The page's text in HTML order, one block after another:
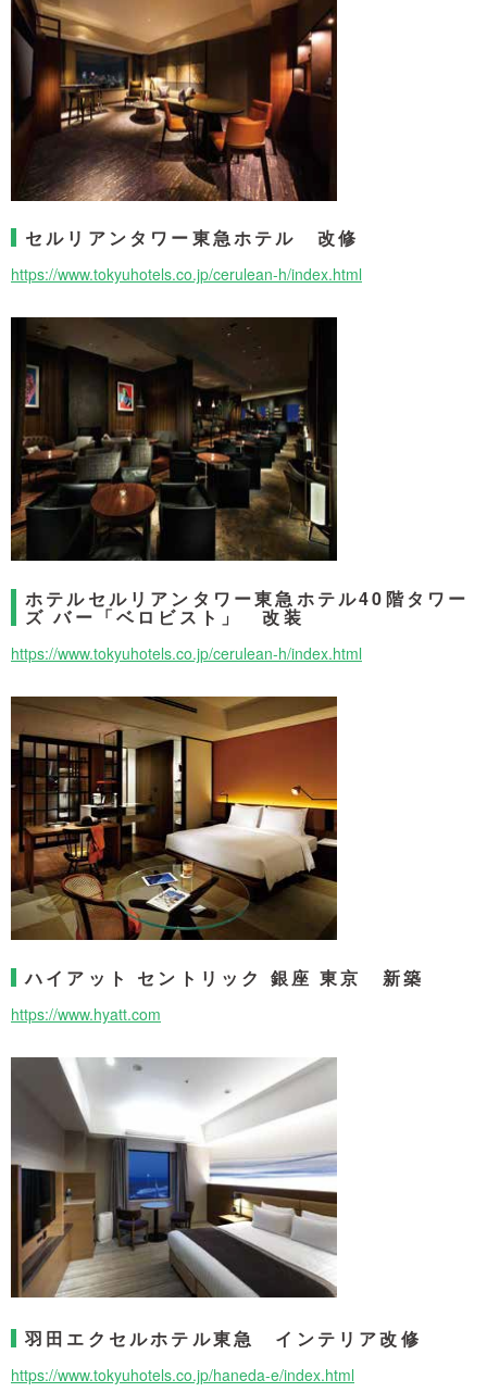
セルリアンタワー東急ホテル 改修
https://www.tokyuhotels.co.jp/cerulean-h/index.html
ホテルセルリアンタワー東急ホテル40階タワー
ズ バー「ベロビスト」 改装
https://www.tokyuhotels.co.jp/cerulean-h/index.html
ハイアット セントリック 銀座 東京 新築
https://www.hyatt.com
羽田エクセルホテル東急 インテリア改修
https://www.tokyuhotels.co.jp/haneda-e/index.html